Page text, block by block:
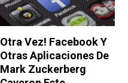
Otra Vez! Facebook Y
Otras Aplicaciones De
Mark Zuckerberg